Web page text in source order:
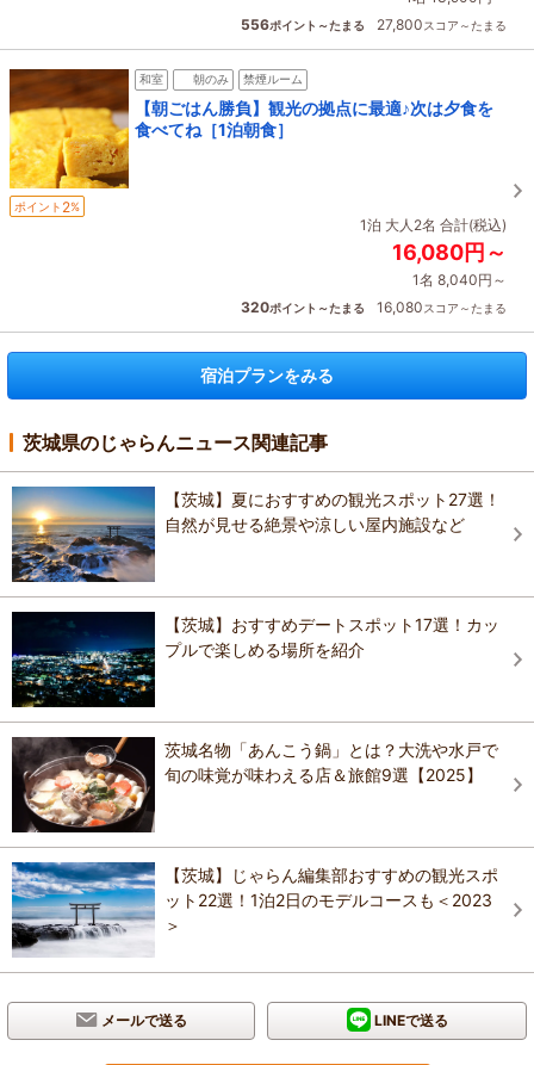
556ポイント～たまる 27,800スコア～たまる
和室 朝のみ 禁煙ルーム
【朝ごはん勝負】観光の拠点に最適♪次は夕食を
食べてね［1泊朝食］
ポイント 2%
1泊 大人2名 合計(税込)
16,080円～
1名 8,040円～
320ポイント～たまる 16,080スコア～たまる
宿泊プランをみる
茨城県のじゃらんニュース関連記事
【茨城】夏におすすめの観光スポット27選！
自然が見せる絶景や涼しい屋内施設など
【茨城】おすすめデートスポット17選！カッ
プルで楽しめる場所を紹介
茨城名物「あんこう鍋」とは？大洗や水戸で
旬の味覚が味わえる店＆旅館9選【2025】
【茨城】じゃらん編集部おすすめの観光スポ
ット22選！1泊2日のモデルコースも＜2023
＞
メールで送る LINEで送る